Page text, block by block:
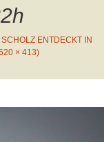
ENTDECKT IN
× 413)